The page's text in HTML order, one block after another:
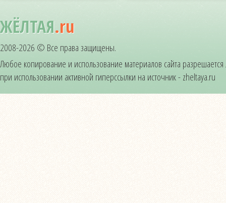
ЖЁЛТАЯ.ru
2008-2026 © Все права защищены.
Любое копирование и использование материалов сайта
при использовании активной гиперссылки на источник - zheltaya.ru